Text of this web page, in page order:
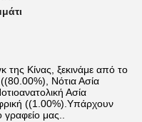
της Κίνας, ξεκινάμε από το
Νότια Ασία
Ασία
((1.00%).Υπάρχουν
μας..